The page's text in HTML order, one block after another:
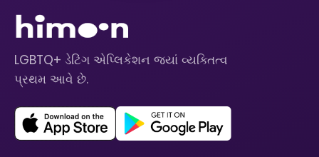
LGBTQ+ ડેટિંગ એપ્લિકેશન જ્યાં વ્યક્તિત્વ
પ્રથમ આવે છે.